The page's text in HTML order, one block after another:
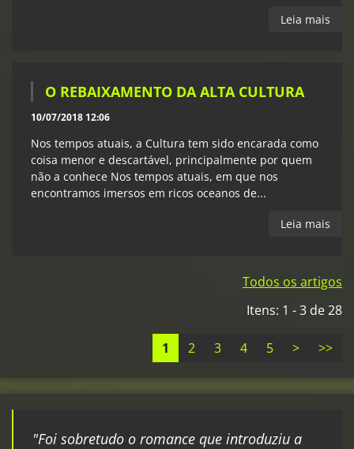
Leia mais
O REBAIXAMENTO DA ALTA CULTURA
10/07/2018 12:06
Nos tempos atuais, a Cultura tem sido encarada como
coisa menor e descartável, principalmente por quem
não a conhece Nos tempos atuais, em que nos
encontramos imersos em ricos oceanos de...
Leia mais
Todos os artigos
Itens: 1 - 3 de 28
1 2 3 4 5 > >>
"Foi sobretudo o romance que introduziu a